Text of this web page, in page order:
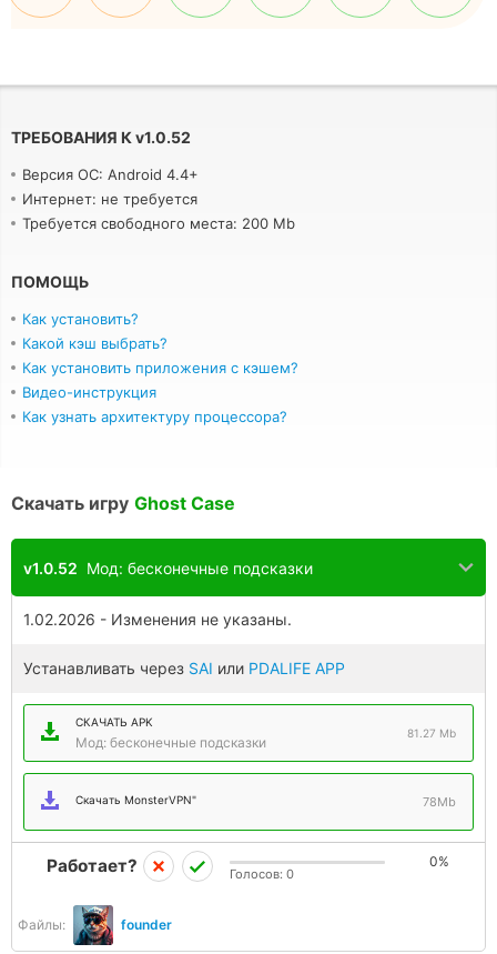
ТРЕБОВАНИЯ К v1.0.52
Версия ОС: Android 4.4+
Интернет: не требуется
Требуется свободного места: 200 Mb
ПОМОЩЬ
Как установить?
Какой кэш выбрать?
Как установить приложения с кэшем?
Видео-инструкция
Как узнать архитектуру процессора?
Скачать игру Ghost Case
v1.0.52 Мод: бесконечные подсказки
1.02.2026 - Изменения не указаны.
Устанавливать через SAI или PDALIFE APP
СКАЧАТЬ APK
Мод: бесконечные подсказки
81.27 Mb
Скачать MonsterVPN" 78Mb
Файлы: founder
Работает? 0%
Голосов: 0